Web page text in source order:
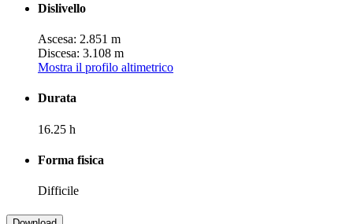
Dislivello
Ascesa: 2.851 m
Discesa: 3.108 m
Mostra il profilo altimetrico
Durata
16.25 h
Forma fisica
Difficile